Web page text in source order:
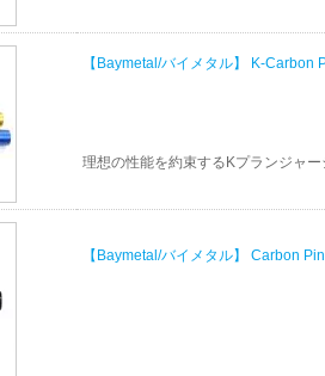
【Baymetal/バイメタル】 K-Carbon
理想の性能を約束するKプランジャー
【Baymetal/バイメタル】 Carbon